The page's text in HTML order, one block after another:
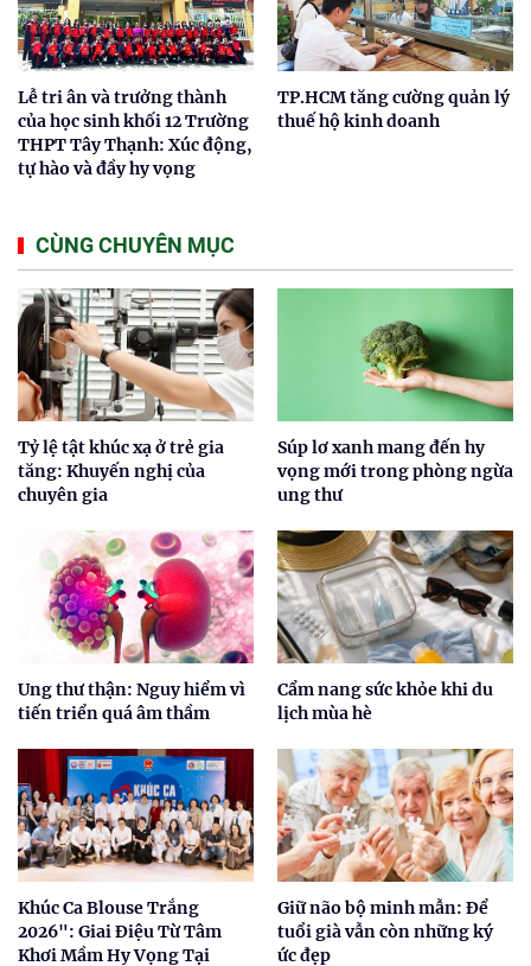
Lễ tri ân và trưởng thành
của học sinh khối 12 Trường
THPT Tây Thạnh: Xúc động,
tự hào và đầy hy vọng
TP.HCM tăng cường quản lý
thuế hộ kinh doanh
CÙNG CHUYÊN MỤC
Tỷ lệ tật khúc xạ ở trẻ gia
tăng: Khuyến nghị của
chuyên gia
Súp lơ xanh mang đến hy
vọng mới trong phòng ngừa
ung thư
Ung thư thận: Nguy hiểm vì
tiến triển quá âm thầm
Cẩm nang sức khỏe khi du
lịch mùa hè
Khúc Ca Blouse Trắng
2026": Giai Điệu Từ Tâm
Khơi Mầm Hy Vọng Tại
Giữ não bộ minh mẫn: Để
tuổi già vẫn còn những ký
ức đẹp